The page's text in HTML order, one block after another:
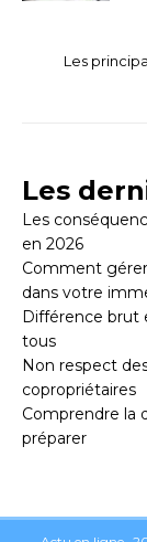
Les
Les
Les
en 2026
Comment
dans votre
Différence brut
tous
Non respect
copropriétaires
Comprendre la
préparer